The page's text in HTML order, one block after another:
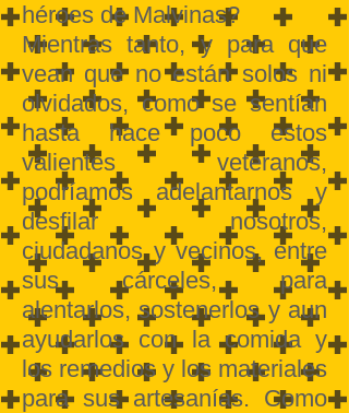
héroes de Malvinas?
Mientras tanto, y para que
vean que no están solos ni
olvidados, como se sentían
hasta hace poco estos
valientes veteranos,
podríamos adelantarnos y
desfilar nosotros,
ciudadanos y vecinos, entre
sus cárceles, para
alentarlos, sostenerlos y aun
ayudarlos con la comida y
los remedios y los materiales
para sus artesanías. Como